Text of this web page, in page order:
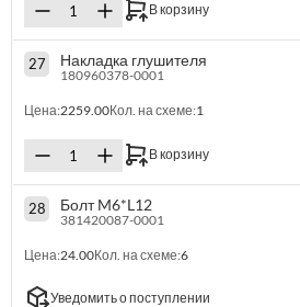
В корзину
27 Накладка глушителя
180960378-0001
Цена:2259.00Кол. на схеме:1
В корзину
28 Болт M6*L12
381420087-0001
Цена:24.00Кол. на схеме:6
Уведомить о поступлении